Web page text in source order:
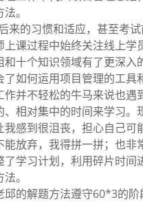
。
来的习惯和适应，甚至考
课过程中始终关注线上学
十个知识领域有了更深入
如何运用项目管理的工具
并不轻松的牛马来说也遇
相对集中的时间来学习。
感到很沮丧，担心自己可
放弃，我得拼一拼；也非
学习计划，利用碎片时间
。
邱的解题方法遵守60*3的